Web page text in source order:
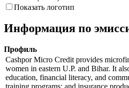
Indicative (Close)
Информация по
Профиль